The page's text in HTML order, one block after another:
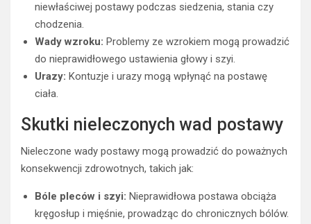
niewłaściwej postawy podczas siedzenia, stania czy
chodzenia.
Wady wzroku: Problemy ze wzrokiem mogą prowadzić
do nieprawidłowego ustawienia głowy i szyi.
Urazy: Kontuzje i urazy mogą wpłynąć na postawę
ciała.
Skutki nieleczonych wad postawy
Nieleczone wady postawy mogą prowadzić do poważnych
konsekwencji zdrowotnych, takich jak:
Bóle pleców i szyi: Nieprawidłowa postawa obciąża
kręgosłup i mięśnie, prowadząc do chronicznych bólów.